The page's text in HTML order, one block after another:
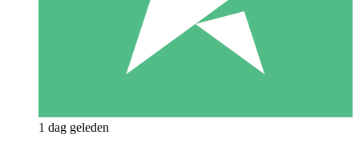
1 dag geleden